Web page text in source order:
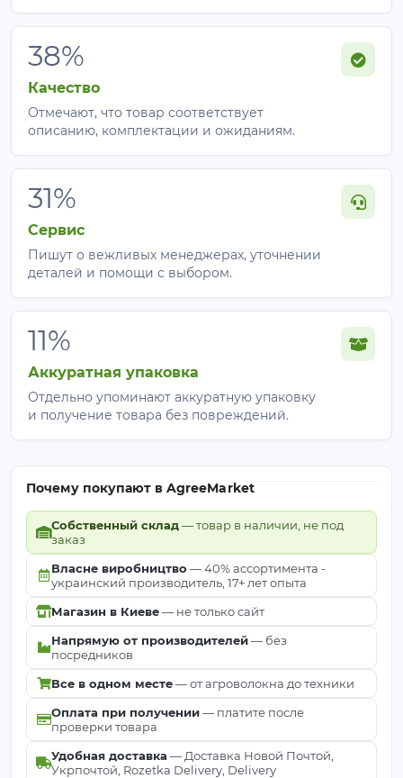
Этот формат идеально подходит для больших и
профессиональных задач:
фермерские хозяйства
тепличные комплексы
агропредприятия
большие частные участки
Идеальный рулон для широких площадей, где
важно сохранить максимум естественного света.
38%
Качество
Отмечают, что товар соответствует
описанию, комплектации и ожиданиям.
31%
Сервис
Пишут о вежливых менеджерах, уточнении
деталей и помощи с выбором.
11%
Аккуратная упаковка
Отдельно упоминают аккуратную упаковку
и получение товара без повреждений.
Почему покупают в AgreeMarket
Собственный склад— товар в наличии, не под
заказ
Власне виробництво — 40% ассортимента -
украинский производитель, 17+ лет опыта
Магазин в Киеве— не только сайт
Напрямую от производителей— без
посредников
Все в одном месте— от агроволокна до техники
Оплата при получении— платите после
проверки товара
Удобная доставка — Доставка Новой Почтой,
Укрпочтой, Rozetka Delivery, Delivery